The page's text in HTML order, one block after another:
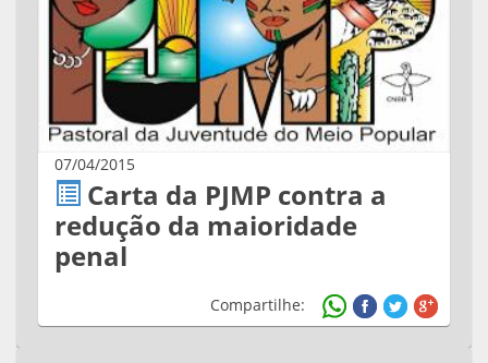
07/04/2015
Carta da PJMP contra a
redução da maioridade
penal
Compartilhe: